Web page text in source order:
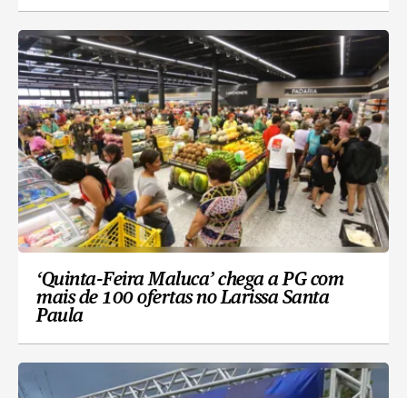
‘Quinta-Feira Maluca’ chega a PG com
mais de 100 ofertas no Larissa Santa
Paula